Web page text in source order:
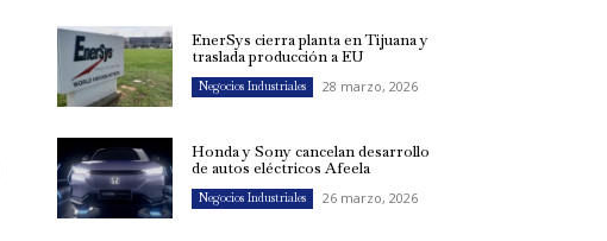
EnerSys cierra planta en Tijuana y
traslada producción a EU
Negocios Industriales 28 marzo, 2026
Honda y Sony cancelan desarrollo
de autos eléctricos Afeela
Negocios Industriales 26 marzo, 2026